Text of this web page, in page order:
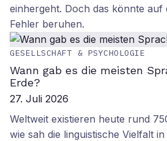
einhergeht. Doch das könnte auf
Fehler beruhen.
GESELLSCHAFT & PSYCHOLOGIE
Wann gab es die meisten
Erde?
27. Juli 2026
Weltweit existieren heute rund
wie sah die linguistische Vielfalt